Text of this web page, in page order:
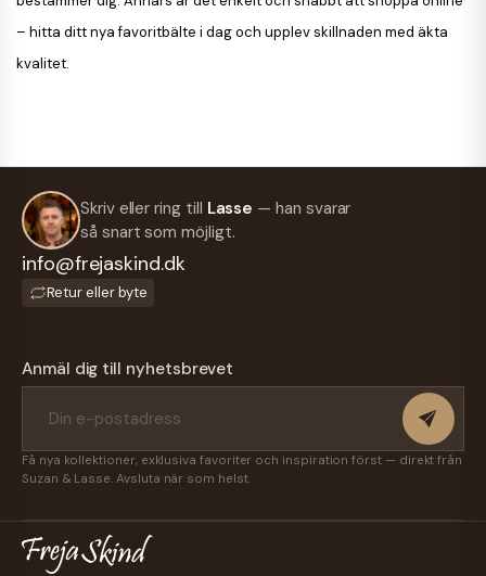
– hitta ditt nya favoritbälte i dag och upplev skillnaden med äkta
kvalitet.
Skriv eller ring till Lasse — han svarar
så snart som möjligt.
info@frejaskind.dk
Retur eller byte
Anmäl dig till nyhetsbrevet
Få nya kollektioner, exklusiva favoriter och inspiration först — direkt från
Suzan & Lasse. Avsluta när som helst.